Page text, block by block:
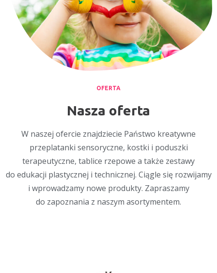
OFERTA
Nasza oferta
W naszej ofercie znajdziecie Państwo kreatywne
przeplatanki sensoryczne, kostki i poduszki
terapeutyczne, tablice rzepowe a także zestawy
do edukacji plastycznej i technicznej. Ciągle się rozwijamy
i wprowadzamy nowe produkty. Zapraszamy
do zapoznania z naszym asortymentem.